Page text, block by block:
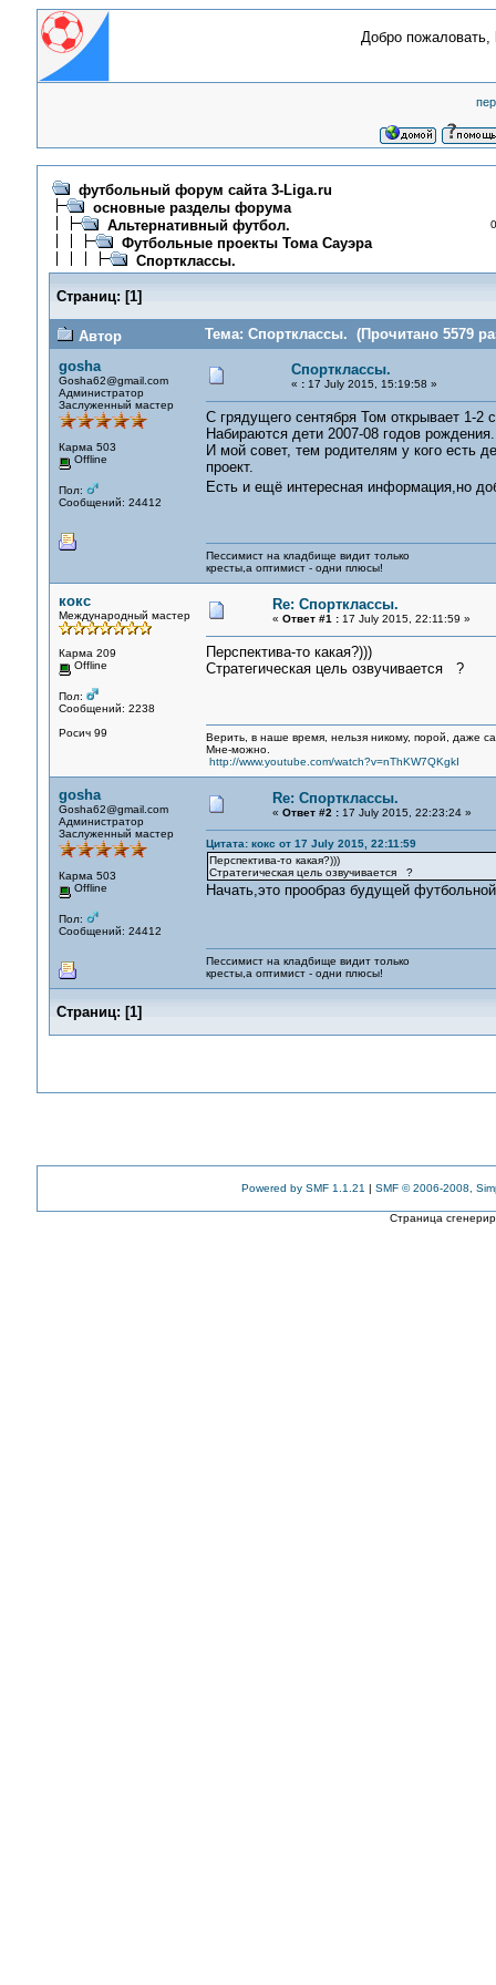
Добро пожаловать,
футбольный форум сайта 3-Liga.ru
основные разделы форума
Альтернативный футбол.
Футбольные проекты Тома Сауэра
Спортклассы.
Страниц: [1]
Автор
Тема: Спортклассы. (Прочитано 5579
gosha
Gosha62@gmail.com
Администратор
Заслуженный мастер
Карма 503
Offline
Пол:
Сообщений: 24412
Спортклассы.
« :17 July 2015, 15:19:58 »
С грядущего сентября Том открывает 1-2
Набираются дети 2007-08 годов рождения.
И мой совет, тем родителям у кого есть
проект.
Есть и ещё интересная информация,но
Пессимист на кладбище видит только
кресты,а оптимист - одни плюсы!
кокс
Международный мастер
Карма 209
Offline
Пол:
Сообщений: 2238
Росич 99
Re: Спортклассы.
« Ответ #1 :17 July 2015, 22:11:59 »
Перспектива-то какая?)))
Стратегическая цель озвучивается ?
Верить, в наше время, нельзя никому, порой, даже
Мне-можно.
http://www.youtube.com/watch?v=nThKW7QKgkI
gosha
Gosha62@gmail.com
Администратор
Заслуженный мастер
Карма 503
Offline
Пол:
Сообщений: 24412
Re: Спортклассы.
« Ответ #2 :17 July 2015, 22:23:24 »
Цитата: кокс от 17 July 2015, 22:11:59
Перспектива-то какая?)))
Стратегическая цель озвучивается ?
Начать,это прообраз будущей
Пессимист на кладбище видит только
кресты,а оптимист - одни плюсы!
Страниц: [1]
Powered by SMF 1.1.21 | SMF © 2006-2008,
Страница